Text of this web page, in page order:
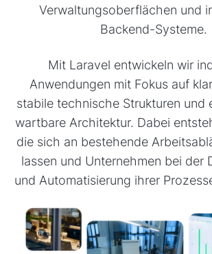
Verwaltungsoberflächen und
Backend-Systeme.
Mit Laravel entwickeln wir
Anwendungen mit Fokus auf
stabile technische Strukturen und
wartbare Architektur. Dabei
die sich an bestehende
lassen und Unternehmen bei der
und Automatisierung ihrer